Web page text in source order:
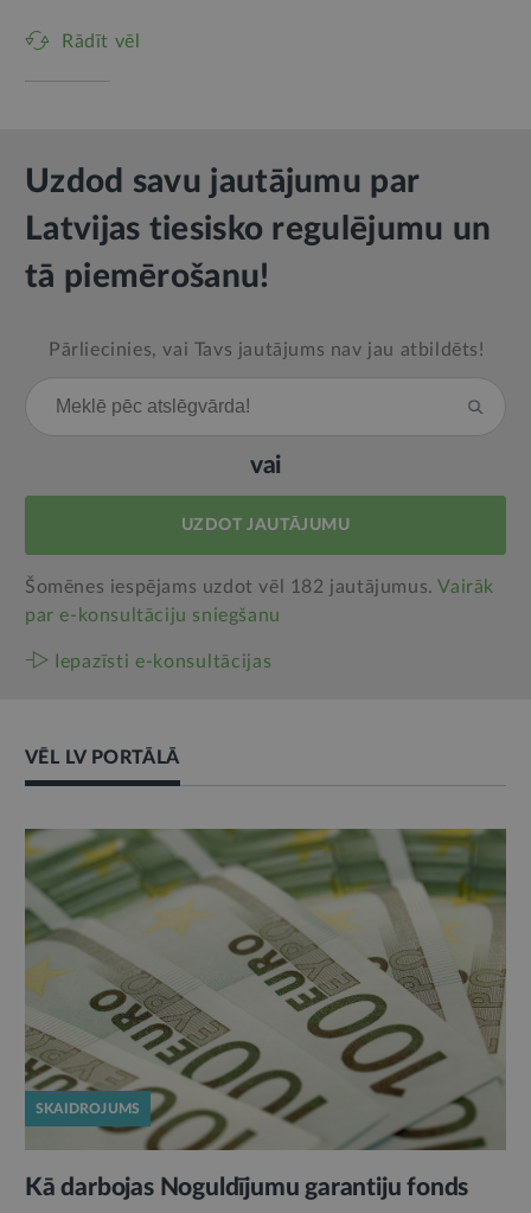
Rādīt vēl
Uzdod savu jautājumu par
Latvijas tiesisko regulējumu un
tā piemērošanu!
Pārliecinies, vai Tavs jautājums nav jau atbildēts!
vai
UZDOT JAUTĀJUMU
Šomēnes iespējams uzdot vēl 182 jautājumus.Vairāk
par e‑konsultāciju sniegšanu
Iepazīsti e-konsultācijas
VĒL LV PORTĀLĀ
SKAIDROJUMS
Kā darbojas Noguldījumu garantiju fonds